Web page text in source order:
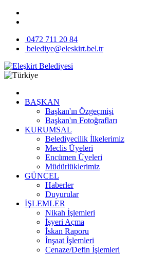
0472 711 20 84
belediye@eleskirt.bel.tr
BAŞKAN
Başkan'ın Özgeçmişi
Başkan'ın Fotoğrafları
KURUMSAL
Belediyecilik İlkelerimiz
Meclis Üyeleri
Encümen Üyeleri
Müdürlüklerimiz
GÜNCEL
Haberler
Duyurular
İŞLEMLER
Nikah İşlemleri
İşyeri Açma
İskan Raporu
İnşaat İşlemleri
Cenaze/Defin İşlemleri